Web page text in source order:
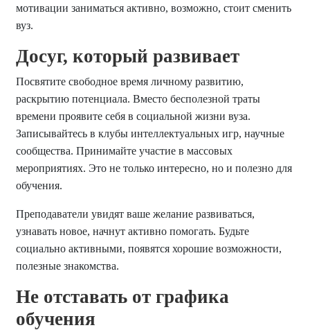
мотивации заниматься активно, возможно, стоит сменить
вуз.
Досуг, который развивает
Посвятите свободное время личному развитию,
раскрытию потенциала. Вместо бесполезной траты
времени проявите себя в социальной жизни вуза.
Записывайтесь в клубы интеллектуальных игр, научные
сообщества. Принимайте участие в массовых
мероприятиях. Это не только интересно, но и полезно для
обучения.
Преподаватели увидят ваше желание развиваться,
узнавать новое, начнут активно помогать. Будьте
социально активными, появятся хорошие возможности,
полезные знакомства.
Не отставать от графика
обучения